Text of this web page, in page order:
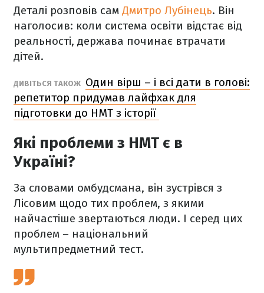
Деталі розповів сам Дмитро Лубінець. Він
наголосив: коли система освіти відстає від
реальності, держава починає втрачати
дітей.
ДИВІТЬСЯ ТАКОЖ Один вірш – і всі дати в голові:
репетитор придумав лайфхак для
підготовки до НМТ з історії
Які проблеми з НМТ є в
Україні?
За словами омбудсмана, він зустрівся з
Лісовим щодо тих проблем, з якими
найчастіше звертаються люди. І серед цих
проблем – національний
мультипредметний тест.